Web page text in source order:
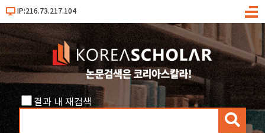
IP:216.73.217.104
메
결과 내 재검색
검